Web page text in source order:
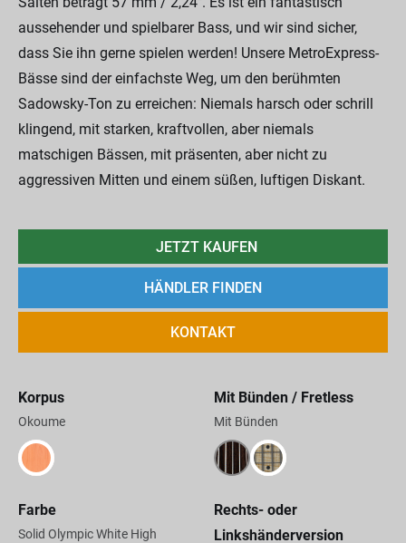
Korpus
Okoume
Farbe
Solid Olympic White High
Mit Bünden / Fretless
Mit Bünden
Rechts- oder
Linkshänderversion
aussehender und spielbarer Bass, und wir sind sicher,
dass Sie ihn gerne spielen werden! Unsere MetroExpress-
Bässe sind der einfachste Weg, um den berühmten
Sadowsky-Ton zu erreichen: Niemals harsch oder schrill
klingend, mit starken, kraftvollen, aber niemals
matschigen Bässen, mit präsenten, aber nicht zu
aggressiven Mitten und einem süßen, luftigen Diskant.
JETZT KAUFEN
HÄNDLER FINDEN
KONTAKT